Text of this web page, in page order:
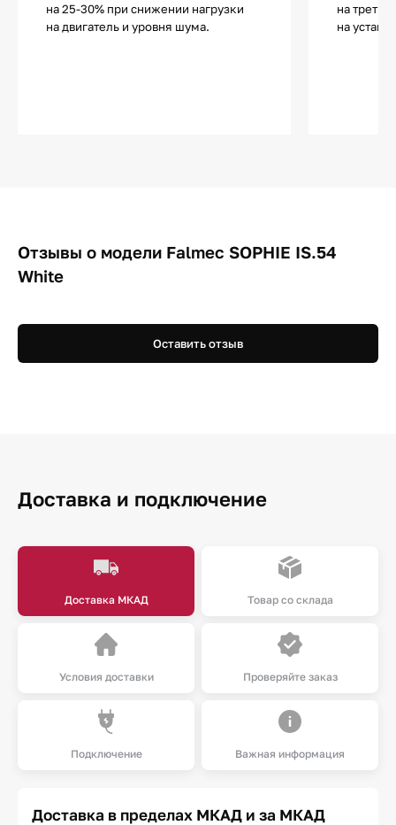
на 25-30% при снижении нагрузки
на двигатель и уровня шума.
на
на
Отзывы о модели Falmec SOPHIE IS.54
White
Оставить отзыв
Доставка и подключение
Доставка МКАД Товар со склада
Условия доставки Проверяйте заказ
Подключение Важная информация
Доставка в пределах МКАД и за МКАД